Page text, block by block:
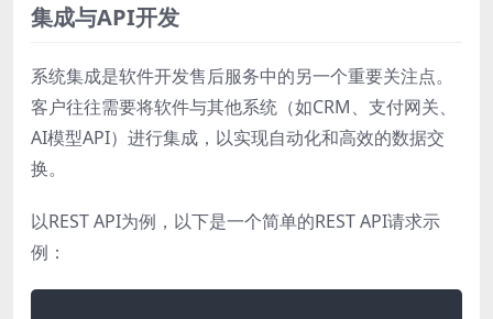
集成与API开发
系统集成是软件开发售后服务中的另一个重要关注点。
客户往往需要将软件与其他系统（如CRM、支付网关、
AI模型API）进行集成，以实现自动化和高效的数据交
换。
以REST API为例，以下是一个简单的REST API请求示
例：